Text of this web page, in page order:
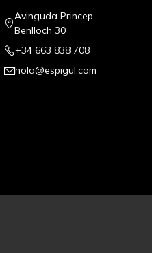
Avinguda Princep
Benlloch 30
+34 663 838 708
hola@espigul.com